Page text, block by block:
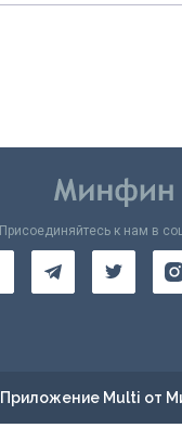
Присоединяйтесь к нам в
Приложение Multi от